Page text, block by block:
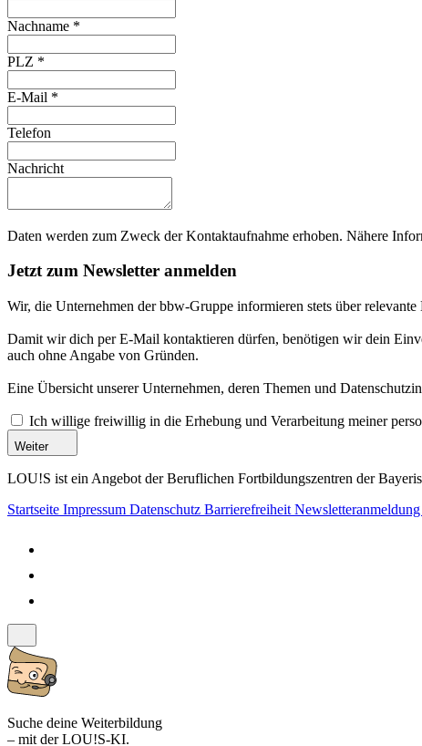
Nachname *
PLZ *
E-Mail *
Telefon
Nachricht
Daten werden zum Zweck der Kontaktaufnahme erhoben. Nähere
Jetzt zum Newsletter anmelden
Wir, die Unternehmen der bbw-Gruppe informieren stets über
Damit wir dich per E-Mail kontaktieren dürfen, benötigen wir dein
auch ohne Angabe von Gründen.
Eine Übersicht unserer Unternehmen, deren Themen und
Ich willige freiwillig in die Erhebung und Verarbeitung meiner
Weiter
LOU!S ist ein Angebot der Beruflichen Fortbildungszentren der
Startseite Impressum Datenschutz Barrierefreiheit Newsletteranmeldung
Suche deine Weiterbildung
– mit der LOU!S-KI.